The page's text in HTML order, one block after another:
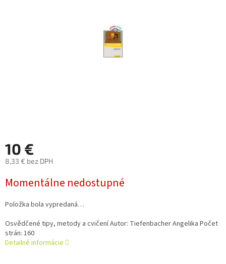
10 €
8,33 € bez DPH
cena:
Momentálne nedostupné
Položka bola vypredaná…
Osvědčené tipy, metody a cvičení Autor: Tiefenbacher Angelika Počet
strán: 160
Detailné informácie